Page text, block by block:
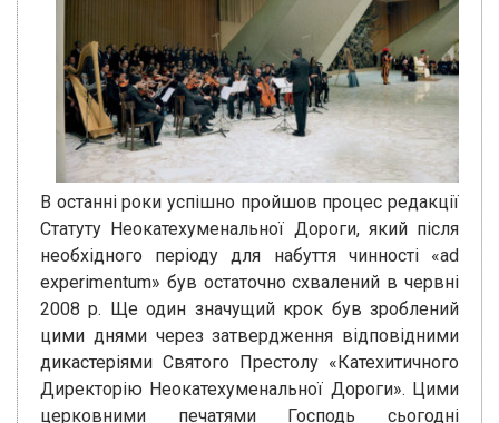
В останні роки успішно пройшов процес редакції
Статуту Неокатехуменальної Дороги, який після
необхідного періоду для набуття чинності «ad
experimentum» був остаточно схвалений в червні
2008 р. Ще один значущий крок був зроблений
цими днями через затвердження відповідними
дикастеріями Святого Престолу «Катехитичного
Директорію Неокатехуменальної Дороги». Цими
церковними печатями Господь сьогодні